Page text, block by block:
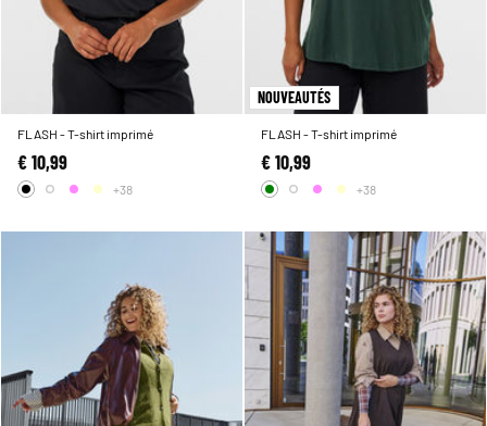
FLASH - T-shirt imprimé
€ 10,99
+38
NOUVEAUTÉS
FLASH - T-shirt imprimé
€ 10,99
+38